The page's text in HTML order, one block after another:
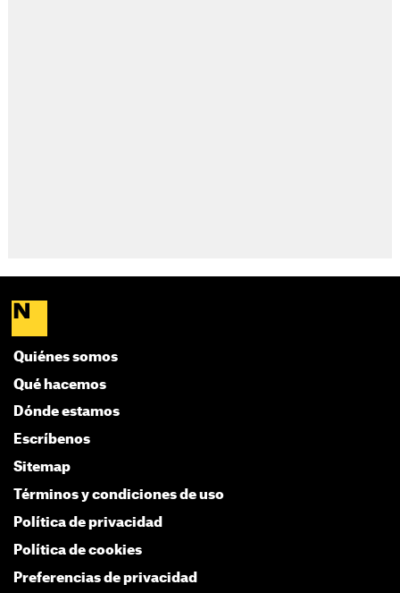
Quiénes somos
Qué hacemos
Dónde estamos
Escríbenos
Sitemap
Términos y condiciones de uso
Política de privacidad
Política de cookies
Preferencias de privacidad